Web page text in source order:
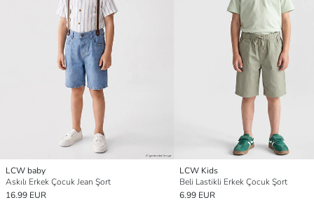
LCW baby
Askılı Erkek Çocuk Jean Şort
16.99 EUR
LCW Kids
Beli Lastikli Erkek Çocuk Şort
6.99 EUR